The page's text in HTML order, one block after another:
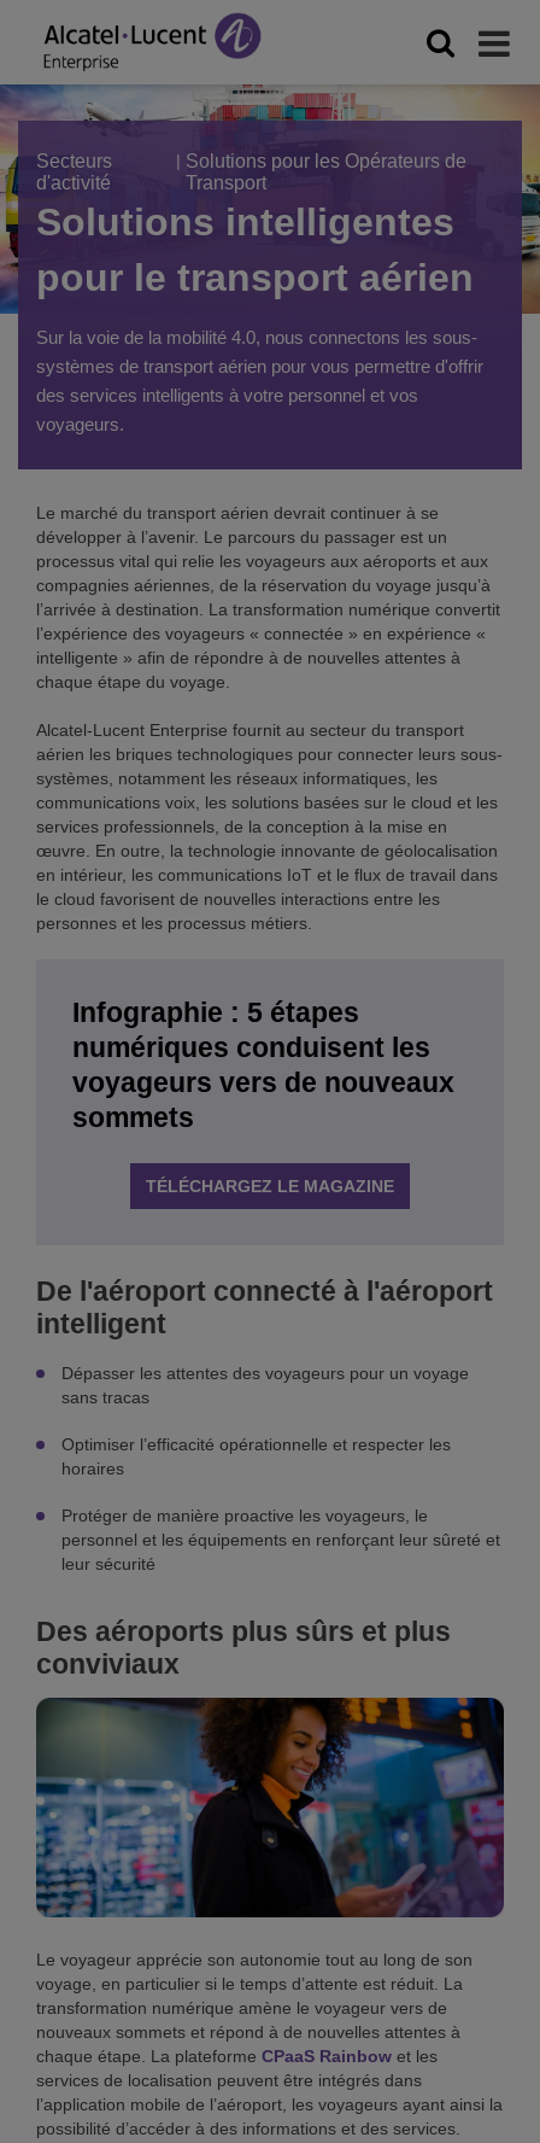
Secteurs
d'activité
| Solutions pour les Opérateurs de
Transport
Solutions intelligentes
pour le transport aérien
Sur la voie de la mobilité 4.0, nous connectons les sous-
systèmes de transport aérien pour vous permettre d'offrir
des services intelligents à votre personnel et vos
voyageurs.
Le marché du transport aérien devrait continuer à se
développer à l’avenir. Le parcours du passager est un
processus vital qui relie les voyageurs aux aéroports et aux
compagnies aériennes, de la réservation du voyage jusqu’à
l’arrivée à destination. La transformation numérique convertit
l’expérience des voyageurs « connectée » en expérience «
intelligente » afin de répondre à de nouvelles attentes à
chaque étape du voyage.
Alcatel-Lucent Enterprise fournit au secteur du transport
aérien les briques technologiques pour connecter leurs sous-
systèmes, notamment les réseaux informatiques, les
communications voix, les solutions basées sur le cloud et les
services professionnels, de la conception à la mise en
œuvre. En outre, la technologie innovante de géolocalisation
en intérieur, les communications IoT et le flux de travail dans
le cloud favorisent de nouvelles interactions entre les
personnes et les processus métiers.
Infographie : 5 étapes
numériques conduisent les
voyageurs vers de nouveaux
sommets
TÉLÉCHARGEZ LE MAGAZINE
De l'aéroport connecté à l'aéroport
intelligent
Dépasser les attentes des voyageurs pour un voyage
sans tracas
Optimiser l’efficacité opérationnelle et respecter les
horaires
Protéger de manière proactive les voyageurs, le
personnel et les équipements en renforçant leur sûreté et
leur sécurité
Des aéroports plus sûrs et plus
conviviaux
Le voyageur apprécie son autonomie tout au long de son
voyage, en particulier si le temps d’attente est réduit. La
transformation numérique amène le voyageur vers de
nouveaux sommets et répond à de nouvelles attentes à
chaque étape. La plateforme CPaaS Rainbow et les
services de localisation peuvent être intégrés dans
l’application mobile de l’aéroport, les voyageurs ayant ainsi la
possibilité d’accéder à des informations et des services.